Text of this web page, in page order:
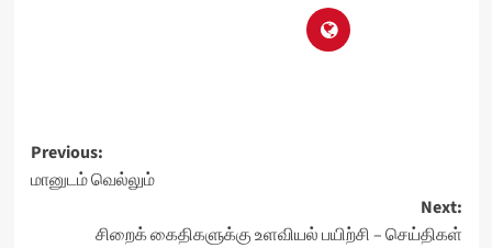
Post
navigation
Previous:
மானுடம் வெல்லும்
Next:
சிறைக் கைதிகளுக்கு உளவியல் பயிற்சி – செய்திகள்